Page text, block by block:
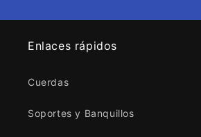
Enlaces rápidos
Cuerdas
Soportes y Banquillos